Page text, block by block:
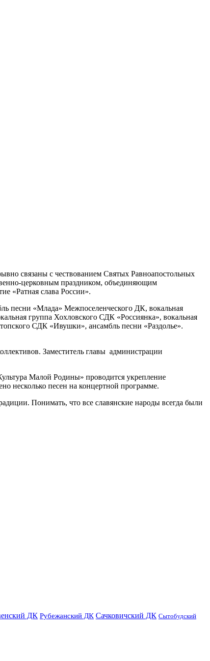
связаны с чествованием Святых Равноапостольных
церковным праздником, объединяющим
«Ратная слава России».
песни «Млада» Межпоселенческого ДК, вокальная
группа Хохловского СДК «Россиянка», вокальная
СДК «Ивушки», ансамбль песни «Раздолье».
Заместитель главы администрации
Малой Родины» проводится укрепление
несколько песен на концертной программе.
Понимать, что все славянские народы всегда были
ДК Рубежанский ДК Сачковичский ДК Сытобудский